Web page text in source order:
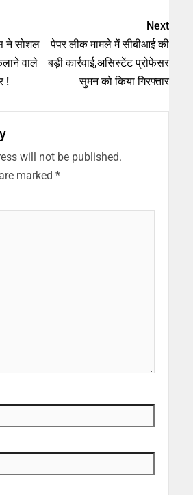
ने सोशल
वाले
!
Next
पेपर लीक मामले में सीबीआई की
बड़ी कार्रवाई,असिस्टेंट प्रोफेसर
सुमन को किया गिरफ्तार
will not be published.
marked *